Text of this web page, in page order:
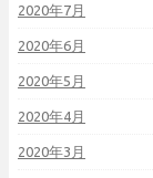
2020年7月
2020年6月
2020年5月
2020年4月
2020年3月